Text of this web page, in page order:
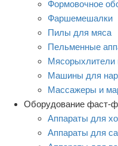
Формовочное
Фаршемешалки
Пилы для мяса
Пельменные
Мясорыхлители
Машины для
Массажеры и
Оборудование фаст-
Аппараты для
Аппараты для